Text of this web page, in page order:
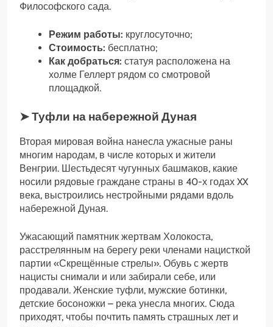
Философского сада.
Режим работы: круглосуточно;
Стоимость: бесплатно;
Как добраться: статуя расположена на
холме Геллерт рядом со смотровой
площадкой.
➤ Туфли на набережной Дуная
Вторая мировая война нанесла ужасные раны
многим народам, в числе которых и жители
Венгрии. Шестьдесят чугунных башмаков, какие
носили рядовые граждане страны в 40-х годах XX
века, выстроились нестройными рядами вдоль
набережной Дуная.
Ужасающий памятник жертвам Холокоста,
расстрелянным на берегу реки членами нацисткой
партии «Скрещённые стрелы». Обувь с жертв
нацисты снимали и или забирали себе, или
продавали. Женские туфли, мужские ботинки,
детские босоножки – река унесла многих. Сюда
приходят, чтобы почтить память страшных лет и